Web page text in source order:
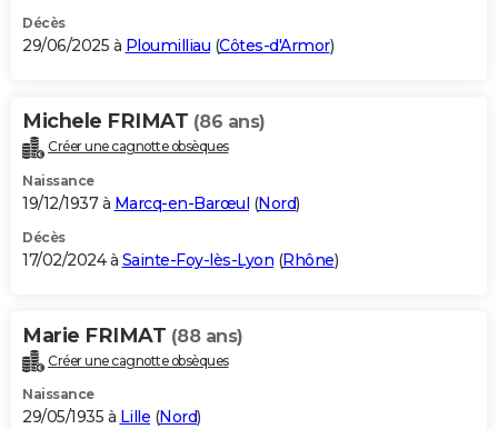
Décès
29/06/2025 à Ploumilliau (Côtes-d'Armor)
Michele FRIMAT (86 ans)
Créer une cagnotte obsèques
Naissance
19/12/1937 à Marcq-en-Barœul (Nord)
Décès
17/02/2024 à Sainte-Foy-lès-Lyon (Rhône)
Marie FRIMAT (88 ans)
Créer une cagnotte obsèques
Naissance
29/05/1935 à Lille (Nord)